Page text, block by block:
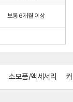
보통 6개월 이상
소모품/액세서리